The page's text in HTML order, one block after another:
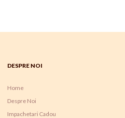
DESPRE NOI
Home
Despre Noi
Impachetari Cadou